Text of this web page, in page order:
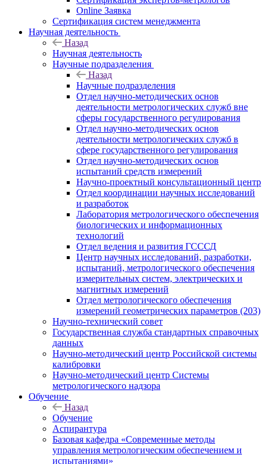
Online Заявка
Сертификация систем менеджмента
Научная деятельность
Назад
Научная деятельность
Научные подразделения
Назад
Научные подразделения
Отдел научно-методических основ
деятельности метрологических служб вне
сферы государственного регулирования
Отдел научно-методических основ
деятельности метрологических служб в
сфере государственного регулирования
Отдел научно-методических основ
испытаний средств измерений
Научно-проектный консультационный центр
Отдел координации научных исследований
и разработок
Лаборатория метрологического обеспечения
биологических и информационных
технологий
Отдел ведения и развития ГСССД
Центр научных исследований, разработки,
испытаний, метрологического обеспечения
измерительных систем, электрических и
магнитных измерений
Отдел метрологического обеспечения
измерений геометрических параметров (203)
Научно-технический совет
Государственная служба стандартных справочных
данных
Научно-методический центр Российской системы
калибровки
Научно-методический центр Системы
метрологического надзора
Обучение
Назад
Обучение
Аспирантура
Базовая кафедра «Современные методы
управления метрологическим обеспечением и
испытаниями»